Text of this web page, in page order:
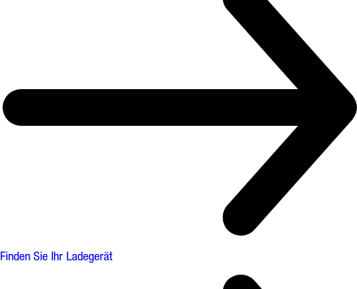
Finden Sie Ihr Ladegerät